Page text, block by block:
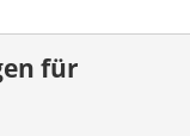
für